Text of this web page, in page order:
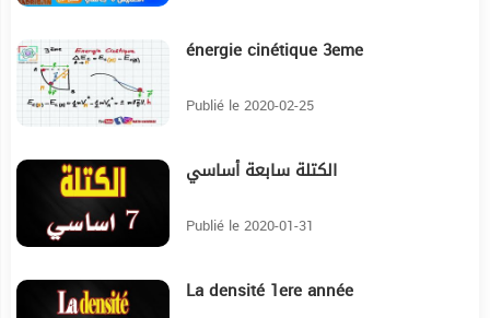
19:22 énergie cinétique 3eme
Publié le 2020-02-25
الكتلة سابعة أساسي
Publié le 2020-01-31
La densité 1ere année